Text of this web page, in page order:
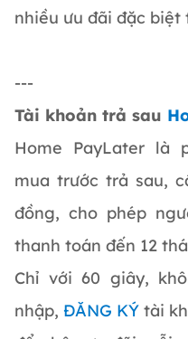
nhiều ưu đãi đặc biệt
---
Tài khoản trả sau
Home PayLater là
mua trước trả sau,
đồng, cho phép
thanh toán đến 12
Chỉ với 60 giây,
nhập, ĐĂNG KÝ tài